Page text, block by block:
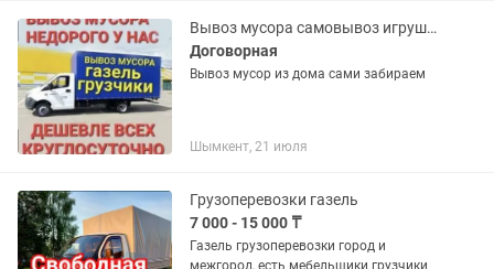
Вывоз мусора самовывоз игрушек собой
Договорная
Вывоз мусор из дома сами забираем
Шымкент, 21 июля
Грузоперевозки газель
7 000 - 15 000 ₸
Газель грузоперевозки город и
межгород, есть мебельщики грузчики